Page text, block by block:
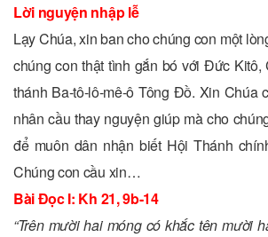
Lời nguyện nhập lễ
Lạy Chúa, xin ban cho chúng con một
chúng con thật tình gắn bó với Ðức Kitô,
thánh Ba-tô-lô-mê-ô Tông Ðồ. Xin Chúa
nhân cầu thay nguyện giúp mà cho
để muôn dân nhận biết Hội Thánh
Chúng con cầu xin…
Bài Ðọc I: Kh 21, 9b-14
“Trên mười hai móng có khắc tên mười